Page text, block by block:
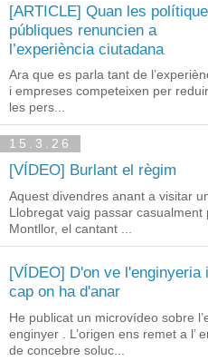
[ARTICLE] Quan les
públiques renuncien a
l’experiència ciutadana
Ara que es parla tant de
i empreses competeixen per
les pers...
15.3.26
[VÍDEO] Burlant el règim
Aquest divendres anant a visitar
Llobregat vaig passar
Montllor, el cantant ...
[VÍDEO] D'on ve l'enginyeria i
cap on ha d'anar
He publicat un microvídeo sobre
enginyer . L’origen ens remet a l’
de concebre soluc...